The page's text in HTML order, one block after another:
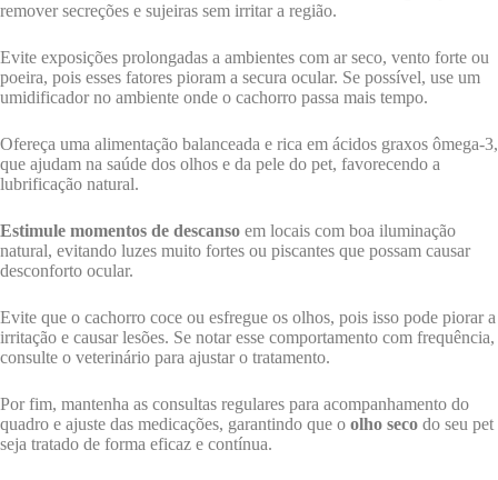
remover secreções e sujeiras sem irritar a região.
Evite exposições prolongadas a ambientes com ar seco, vento forte ou
poeira, pois esses fatores pioram a secura ocular. Se possível, use um
umidificador no ambiente onde o cachorro passa mais tempo.
Ofereça uma alimentação balanceada e rica em ácidos graxos ômega-3,
que ajudam na saúde dos olhos e da pele do pet, favorecendo a
lubrificação natural.
Estimule momentos de descanso em locais com boa iluminação
natural, evitando luzes muito fortes ou piscantes que possam causar
desconforto ocular.
Evite que o cachorro coce ou esfregue os olhos, pois isso pode piorar a
irritação e causar lesões. Se notar esse comportamento com frequência,
consulte o veterinário para ajustar o tratamento.
Por fim, mantenha as consultas regulares para acompanhamento do
quadro e ajuste das medicações, garantindo que o olho seco do seu pet
seja tratado de forma eficaz e contínua.